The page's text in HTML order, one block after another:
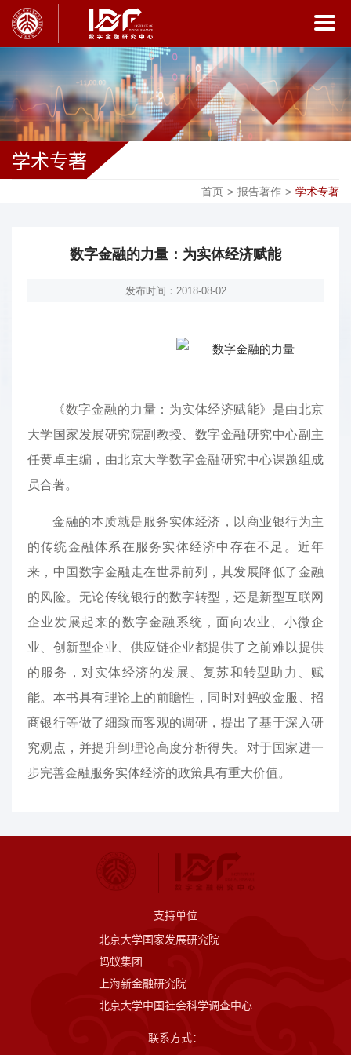
学术专著
首页 > 报告著作 > 学术专著
数字金融的力量：为实体经济赋能
发布时间：2018-08-02
《数字金融的力量：为实体经济赋能》是由北京
大学国家发展研究院副教授、数字金融研究中心副主
任黄卓主编，由北京大学数字金融研究中心课题组成
员合著。
金融的本质就是服务实体经济，以商业银行为主
的传统金融体系在服务实体经济中存在不足。近年
来，中国数字金融走在世界前列，其发展降低了金融
的风险。无论传统银行的数字转型，还是新型互联网
企业发展起来的数字金融系统，面向农业、小微企
业、创新型企业、供应链企业都提供了之前难以提供
的服务，对实体经济的发展、复苏和转型助力、赋
能。本书具有理论上的前瞻性，同时对蚂蚁金服、招
商银行等做了细致而客观的调研，提出了基于深入研
究观点，并提升到理论高度分析得失。对于国家进一
步完善金融服务实体经济的政策具有重大价值。
支持单位
北京大学国家发展研究院
蚂蚁集团
上海新金融研究院
北京大学中国社会科学调查中心
联系方式：